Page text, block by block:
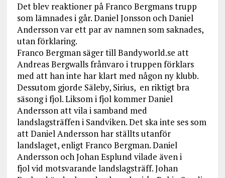
Det blev reaktioner på Franco Bergmans trupp
som lämnades i går. Daniel Jonsson och Daniel
Andersson var ett par av namnen som saknades,
utan förklaring.
Franco Bergman säger till Bandyworld.se att
Andreas Bergwalls frånvaro i truppen förklars
med att han inte har klart med någon ny klubb.
Dessutom gjorde Säleby, Sirius, en riktigt bra
säsong i fjol. Liksom i fjol kommer Daniel
Andersson att vila i samband med
landslagsträffen i Sandviken. Det ska inte ses som
att Daniel Andersson har ställts utanför
landslaget, enligt Franco Bergman. Daniel
Andersson och Johan Esplund vilade även i
fjol vid motsvarande landslagsträff. Johan